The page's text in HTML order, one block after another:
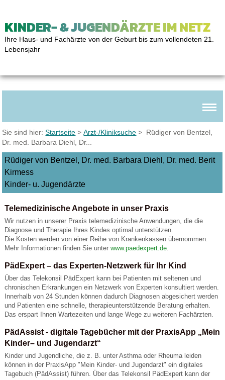
KINDER- & JUGENDÄRZTE IM NETZ
Ihre Haus- und Fachärzte von der Geburt bis zum vollendeten 21.
Lebensjahr
Sie sind hier:Startseite >Arzt-/Kliniksuche > Rüdiger von Bentzel,
Dr. med. Barbara Diehl, Dr...
Rüdiger von Bentzel, Dr. med. Barbara Diehl, Dr. med. Berit
Kirmess
Kinder- u. Jugendärzte
Telemedizinische Angebote in unser Praxis
Wir nutzen in unserer Praxis telemedizinische Anwendungen, die die
Diagnose und Therapie Ihres Kindes optimal unterstützen.
Die Kosten werden von einer Reihe von Krankenkassen übernommen.
Mehr Informationen finden Sie unter www.paedexpert.de.
PädExpert – das Experten-Netzwerk für Ihr Kind
Über das Telekonsil PädExpert kann bei Patienten mit seltenen und
chronischen Erkrankungen ein Netzwerk von Experten konsultiert werden.
Innerhalb von 24 Stunden können dadurch Diagnosen abgesichert werden
und Patienten eine schnelle, therapieunterstützende Beratung erhalten.
Das erspart Ihnen Wartezeiten und lange Wege zu weiteren Fachärzten.
PädAssist - digitale Tagebücher mit der PraxisApp „Mein
Kinder– und Jugendarzt“
Kinder und Jugendliche, die z. B. unter Asthma oder Rheuma leiden
können in der PraxisApp "Mein Kinder- und Jugendarzt" ein digitales
Tagebuch (PädAssist) führen. Über das Telekonsil PädExpert kann der